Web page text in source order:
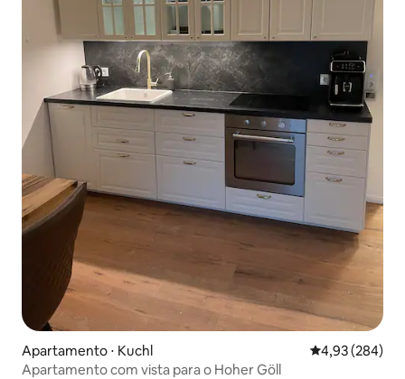
Apartamento ⋅ Kuchl 4,93 de uma
4,93 (284)
Apartamento com vista para o Hoher Göll